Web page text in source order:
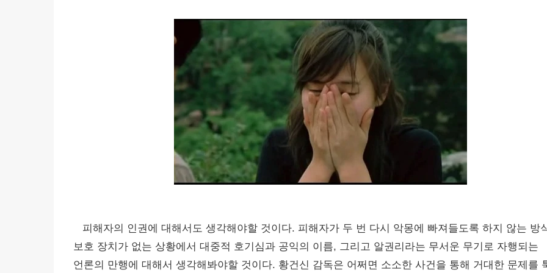
피해자의 인권에 대해서도 생각해야할 것이다. 피해자가 두 번 다시 악몽에 빠져들도록 하지 않는 방
보호 장치가 없는 상황에서 대중적 호기심과 공익의 이름, 그리고 알권리라는 무서운 무기로 자행되는
언론의 만행에 대해서 생각해봐야할 것이다. 황건신 감독은 어쩌면 소소한 사건을 통해 거대한 문제를